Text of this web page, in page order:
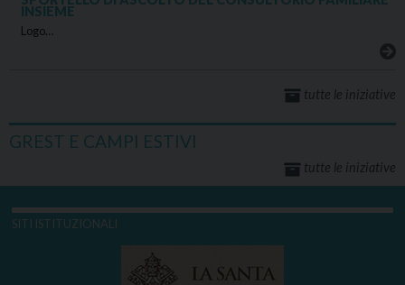
INSIEME
Logo…
tutte le iniziative
GREST E CAMPI ESTIVI
tutte le iniziative
SITI ISTITUZIONALI